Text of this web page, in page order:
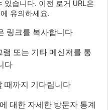
있습니다. 이전 로거 URL은
유의하세요.
링크를 복사합니다
램 또는 기타 메신저를 통
다
때까지 기다립니다
대한 자세한 방문자 통계